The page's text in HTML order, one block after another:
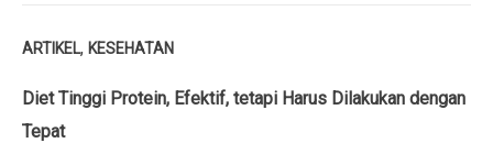
ARTIKEL, KESEHATAN
Diet Tinggi Protein, Efektif, tetapi Harus Dilakukan dengan
Tepat